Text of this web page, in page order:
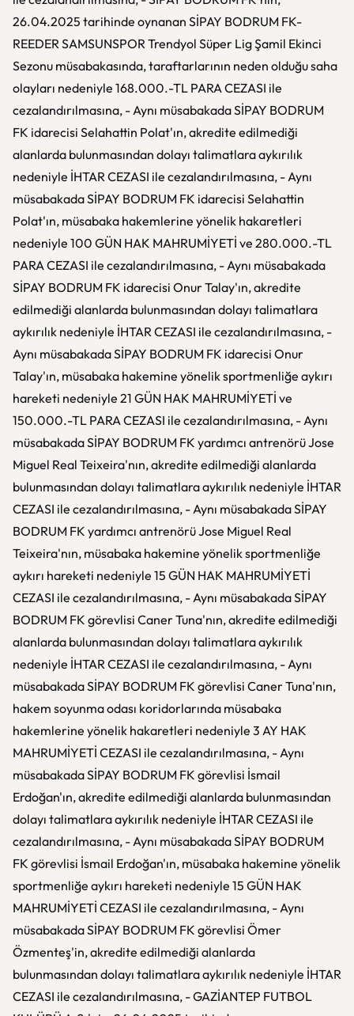
26.04.2025 tarihinde oynanan SİPAY BODRUM FK-
REEDER SAMSUNSPOR Trendyol Süper Lig Şamil Ekinci
Sezonu müsabakasında, taraftarlarının neden olduğu saha
olayları nedeniyle 168.000.-TL PARA CEZASI ile
cezalandırılmasına, - Aynı müsabakada SİPAY BODRUM
FK idarecisi Selahattin Polat'ın, akredite edilmediği
alanlarda bulunmasından dolayı talimatlara aykırılık
nedeniyle İHTAR CEZASI ile cezalandırılmasına, - Aynı
müsabakada SİPAY BODRUM FK idarecisi Selahattin
Polat'ın, müsabaka hakemlerine yönelik hakaretleri
nedeniyle 100 GÜN HAK MAHRUMİYETİ ve 280.000.-TL
PARA CEZASI ile cezalandırılmasına, - Aynı müsabakada
SİPAY BODRUM FK idarecisi Onur Talay'ın, akredite
edilmediği alanlarda bulunmasından dolayı talimatlara
aykırılık nedeniyle İHTAR CEZASI ile cezalandırılmasına, -
Aynı müsabakada SİPAY BODRUM FK idarecisi Onur
Talay'ın, müsabaka hakemine yönelik sportmenliğe aykırı
hareketi nedeniyle 21 GÜN HAK MAHRUMİYETİ ve
150.000.-TL PARA CEZASI ile cezalandırılmasına, - Aynı
müsabakada SİPAY BODRUM FK yardımcı antrenörü Jose
Miguel Real Teixeira'nın, akredite edilmediği alanlarda
bulunmasından dolayı talimatlara aykırılık nedeniyle İHTAR
CEZASI ile cezalandırılmasına, - Aynı müsabakada SİPAY
BODRUM FK yardımcı antrenörü Jose Miguel Real
Teixeira'nın, müsabaka hakemine yönelik sportmenliğe
aykırı hareketi nedeniyle 15 GÜN HAK MAHRUMİYETİ
CEZASI ile cezalandırılmasına, - Aynı müsabakada SİPAY
BODRUM FK görevlisi Caner Tuna'nın, akredite edilmediği
alanlarda bulunmasından dolayı talimatlara aykırılık
nedeniyle İHTAR CEZASI ile cezalandırılmasına, - Aynı
müsabakada SİPAY BODRUM FK görevlisi Caner Tuna'nın,
hakem soyunma odası koridorlarında müsabaka
hakemlerine yönelik hakaretleri nedeniyle 3 AY HAK
MAHRUMİYETİ CEZASI ile cezalandırılmasına, - Aynı
müsabakada SİPAY BODRUM FK görevlisi İsmail
Erdoğan'ın, akredite edilmediği alanlarda bulunmasından
dolayı talimatlara aykırılık nedeniyle İHTAR CEZASI ile
cezalandırılmasına, - Aynı müsabakada SİPAY BODRUM
FK görevlisi İsmail Erdoğan'ın, müsabaka hakemine yönelik
sportmenliğe aykırı hareketi nedeniyle 15 GÜN HAK
MAHRUMİYETİ CEZASI ile cezalandırılmasına, - Aynı
müsabakada SİPAY BODRUM FK görevlisi Ömer
Özmenteş'in, akredite edilmediği alanlarda
bulunmasından dolayı talimatlara aykırılık nedeniyle İHTAR
CEZASI ile cezalandırılmasına, - GAZİANTEP FUTBOL